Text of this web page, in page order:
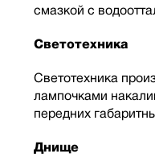
смазкой с
Светотехника
Светотехника
лампочками
передних
Днище